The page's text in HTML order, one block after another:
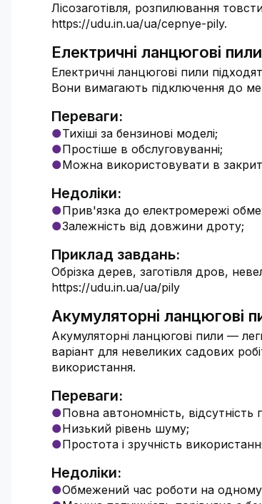
Лісозаготівля, розпилювання
https://udu.in.ua/ua/cepnye-pily.
Електричні ланцюгові пили
Електричні ланцюгові пили
Вони вимагають підключення до
Переваги:
Тихіші за бензинові моделі;
Простіше в обслуговуванні;
Можна використовувати в
Недоліки:
Прив'язка до електромережі
Залежність від довжини дроту;
Приклад завдань:
Обрізка дерев, заготівля дров,
https://udu.in.ua/ua/pily
Акумуляторні ланцюгові
Акумуляторні ланцюгові пили —
варіант для невеликих садових
використання.
Переваги:
Повна автономність,
Низький рівень шуму;
Простота і зручність
Недоліки:
Обмежений час роботи на одному